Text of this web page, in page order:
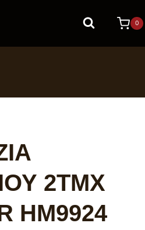
0
2ΤΜΧ
HM9924